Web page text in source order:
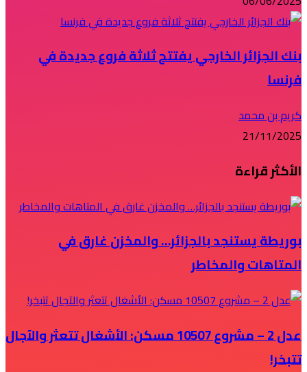
بنك الجزائر الخارجي يفتتح ثلاثة فروع جديدة في
فرنسا
كريم بن محمد
21/11/2025
الأكثر قراءة
بوريطة يستنجد بالجزائر… والمخزن غارق في
المتاهات والمخاطر
عدل 2 – مشروع 10507 مسكن: الأشغال تتعثر والآجال
تتبخر!